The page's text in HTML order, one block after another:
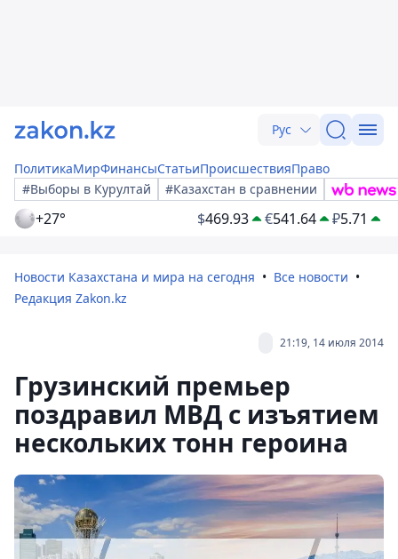
Рус
ПолитикаМирФинансыСтатьиПроисшествияПраво
#Выборы в Курултай
#Казахстан в сравнении
+27° $469.93 €541.64 ₽5.71
Новости Казахстана и мира на сегодня
Все новости
Редакция Zakon.kz
21:19, 14 июля 2014
Грузинский премьер
поздравил МВД с изъятием
нескольких тонн героина